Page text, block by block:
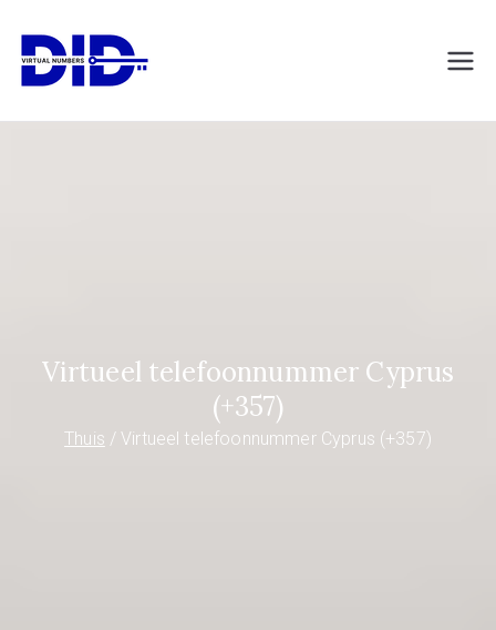
inhoud
DIDVirtualNumb
Virtueel telefoonnummer Cyprus
(+357)
Thuis Virtueel telefoonnummer Cyprus (+357)